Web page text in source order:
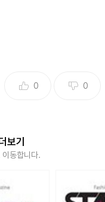
의 인스타그램을 통해 한
보적인 분위기를 자아냈
0 0
보기
동합니다.